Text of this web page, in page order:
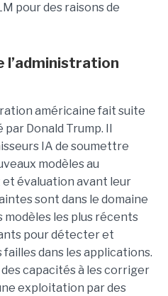
pour des raisons de
l’administration
américaine fait suite
Donald Trump. Il
IA de soumettre
modèles au
évaluation avant leur
sont dans le domaine
modèles les plus récents
pour détecter et
dans les applications.
capacités à les corriger
exploitation par des